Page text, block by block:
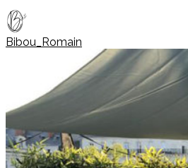
Bibou_Romain